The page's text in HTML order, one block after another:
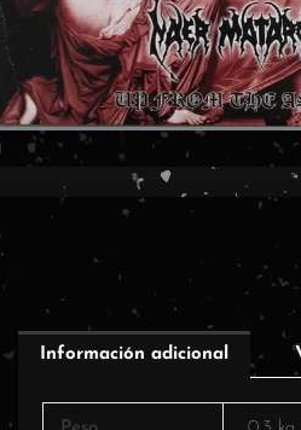
Información adicional